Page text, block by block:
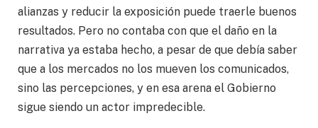
alianzas y reducir la exposición puede traerle buenos
resultados. Pero no contaba con que el daño en la
narrativa ya estaba hecho, a pesar de que debía saber
que a los mercados no los mueven los comunicados,
sino las percepciones, y en esa arena el Gobierno
sigue siendo un actor impredecible.